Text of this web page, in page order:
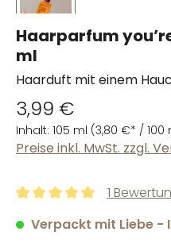
Haarparfum
ml
Haarduft mit einem
3,99 €
Inhalt: 105 ml (3,80 €* / 100
Preise inkl. MwSt. zzgl.
1
Verpackt mit Liebe -